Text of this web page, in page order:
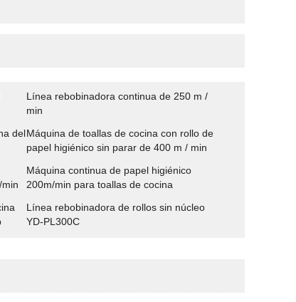
Línea rebobinadora continua de 250 m /
min
delMáquina de toallas de cocina con rollo de
papel higiénico sin parar de 400 m / min
Máquina continua de papel higiénico
200m/min para toallas de cocina
Línea rebobinadora de rollos sin núcleo
YD-PL300C